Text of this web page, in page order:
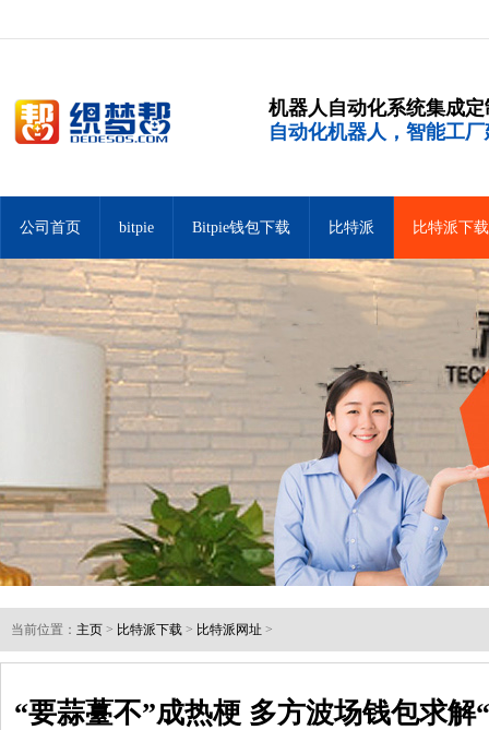
机器人自动化系统集成
自动化机器人，智能工
公司首页 bitpie Bitpie钱包下载 比特派 比特派下载
当前位置： 主页 > 比特派下载 > 比特派网址 >
“要蒜薹不”成热梗 多方波场钱包求解